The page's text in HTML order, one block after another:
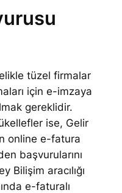
tüzel firmalar
için e-imzaya
gereklidir.
ise, Gelir
online e-fatura
başvurularını
Bilişim aracılığı
e-faturalı